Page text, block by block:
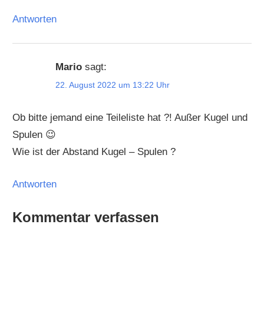
Antworten
Mario sagt:
22. August 2022 um 13:22 Uhr
Ob bitte jemand eine Teileliste hat ?! Außer Kugel und
Spulen 😉
Wie ist der Abstand Kugel – Spulen ?
Antworten
Kommentar verfassen